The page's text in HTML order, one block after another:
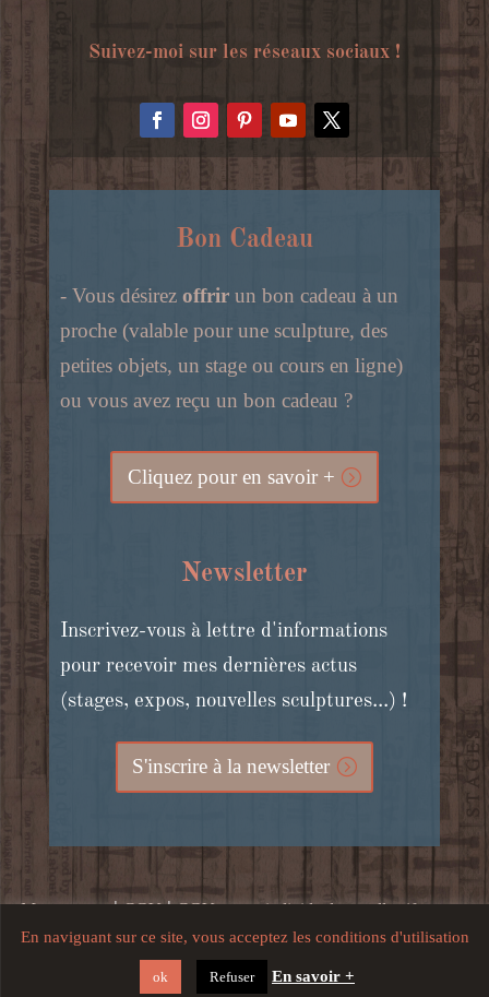
Suivez-moi sur les réseaux sociaux !
Bon Cadeau
- Vous désirez offrir un bon cadeau à un
proche (valable pour une sculpture, des
petites objets, un stage ou cours en ligne)
ou vous avez reçu un bon cadeau ?
Cliquez pour en savoir +
Newsletter
Inscrivez-vous à lettre d'informations
pour recevoir mes dernières actus
(stages, expos, nouvelles sculptures...) !
S'inscrire à la newsletter
Mon compte|CGV|CGV stages individuels et collectifs, cours
en ligne et bons cadeaux|Mentions légales, crédits, confidentialité
et utilisation du site
En naviguant sur ce site, vous acceptez les conditions d'utilisation
ok Refuser En savoir +